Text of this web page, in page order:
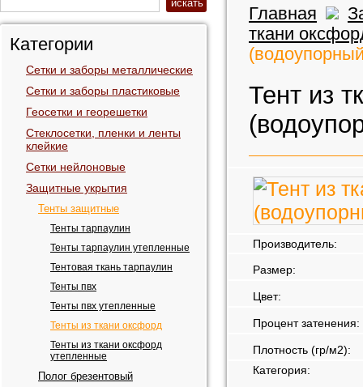
Категории
Сетки и заборы металлические
Сетки и заборы пластиковые
Геосетки и георешетки
Стеклосетки, пленки и ленты
клейкие
Сетки нейлоновые
Защитные укрытия
Тенты защитные
Тенты тарпаулин
Тенты тарпаулин утепленные
Тентовая ткань тарпаулин
Тенты пвх
Тенты пвх утепленные
Тенты из ткани оксфорд
Тенты из ткани оксфорд
утепленные
Полог брезентовый
Главная
ткани
Тент из
Производитель:
Размер:
Цвет:
Процент затенения:
Плотность (гр/м2):
Категория: